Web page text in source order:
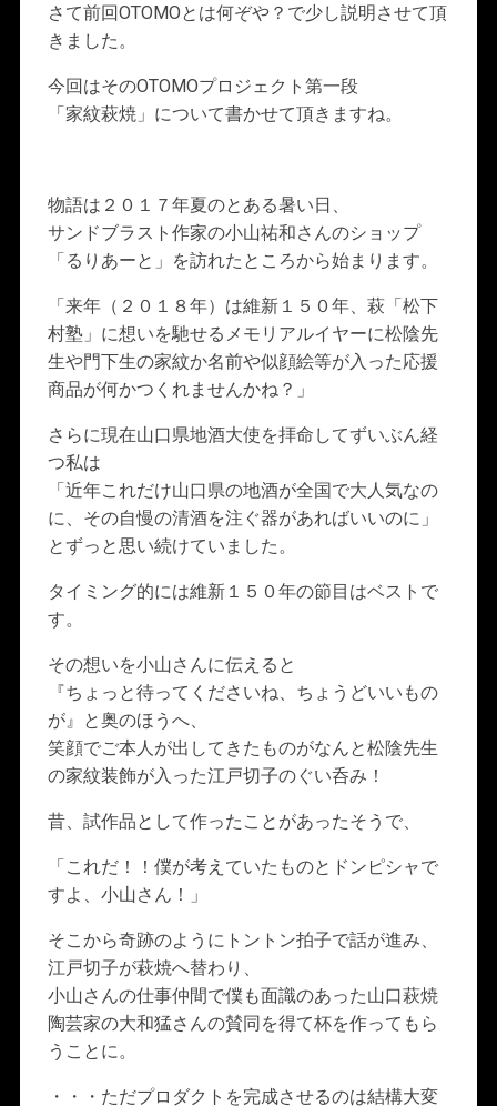
さて前回OTOMOとは何ぞや？で少し説明させて頂
きました。
今回はそのOTOMOプロジェクト第一段
「家紋萩焼」について書かせて頂きますね。
物語は２０１７年夏のとある暑い日、
サンドブラスト作家の小山祐和さんのショップ
「るりあーと」を訪れたところから始まります。
「来年（２０１８年）は維新１５０年、萩「松下
村塾」に想いを馳せるメモリアルイヤーに松陰先
生や門下生の家紋か名前や似顔絵等が入った応援
商品が何かつくれませんかね？」
さらに現在山口県地酒大使を拝命してずいぶん経
つ私は
「近年これだけ山口県の地酒が全国で大人気なの
に、その自慢の清酒を注ぐ器があればいいのに」
とずっと思い続けていました。
タイミング的には維新１５０年の節目はベストで
す。
その想いを小山さんに伝えると
『ちょっと待ってくださいね、ちょうどいいもの
が』と奥のほうへ、
笑顔でご本人が出してきたものがなんと松陰先生
の家紋装飾が入った江戸切子のぐい呑み！
昔、試作品として作ったことがあったそうで、
「これだ！！僕が考えていたものとドンピシャで
すよ、小山さん！」
そこから奇跡のようにトントン拍子で話が進み、
江戸切子が萩焼へ替わり、
小山さんの仕事仲間で僕も面識のあった山口萩焼
陶芸家の大和猛さんの賛同を得て杯を作ってもら
うことに。
・・・ただプロダクトを完成させるのは結構大変